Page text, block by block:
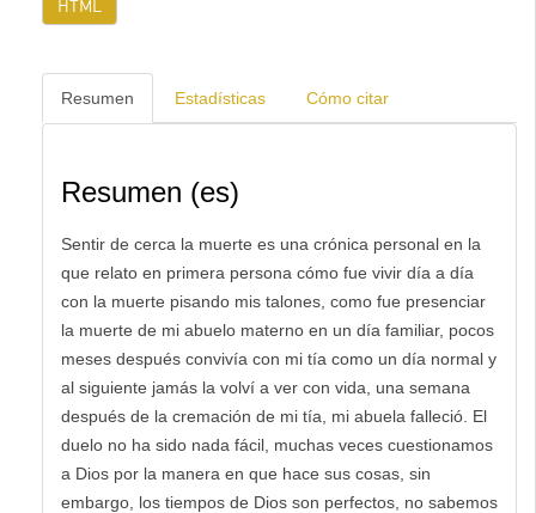
HTML
Resumen Estadísticas Cómo citar
Resumen (es)
Sentir de cerca la muerte es una crónica personal en la
que relato en primera persona cómo fue vivir día a día
con la muerte pisando mis talones, como fue presenciar
la muerte de mi abuelo materno en un día familiar, pocos
meses después convivía con mi tía como un día normal y
al siguiente jamás la volví a ver con vida, una semana
después de la cremación de mi tía, mi abuela falleció. El
duelo no ha sido nada fácil, muchas veces cuestionamos
a Dios por la manera en que hace sus cosas, sin
embargo, los tiempos de Dios son perfectos, no sabemos